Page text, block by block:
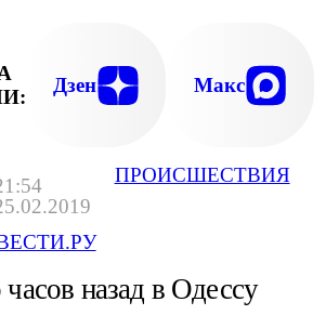
ПРОИСШЕСТВИЯ
Дзен Макс
назад в Одессу